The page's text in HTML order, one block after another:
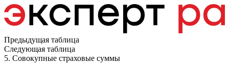
Предыдущая таблица
Следующая таблица
5. Совокупные страховые суммы